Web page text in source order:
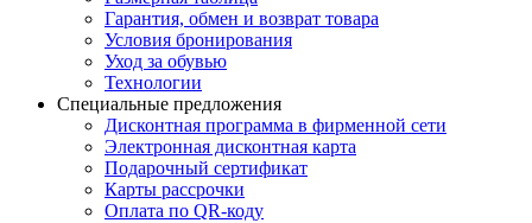
Гарантия, обмен и возврат товара
Условия бронирования
Уход за обувью
Технологии
Специальные предложения
Дисконтная программа в фирменной сети
Электронная дисконтная карта
Подарочный сертификат
Карты рассрочки
Оплата по QR-коду